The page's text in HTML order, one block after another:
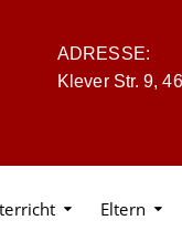
ADRESSE:
Klever Str. 9,
Eltern